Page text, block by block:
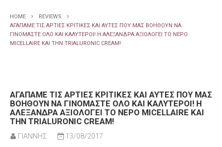
HOME
REVIEWS
ΑΓΑΠΆΜΕ ΤΙΣ ΆΡΤΙΕΣ ΚΡΙΤΙΚΈΣ ΚΑΙ ΑΥΤΈΣ ΠΟΥ ΜΑΣ ΒΟΗΘΟΎΝ ΝΑ
ΓΙΝΌΜΑΣΤΕ ΌΛΟ ΚΑΙ ΚΑΛΎΤΕΡΟΙ! Η ΑΛΕΞΆΝΔΡΑ ΑΞΙΟΛΟΓΕΊ ΤΟ ΝΕΡΌ
MICELLAIRE ΚΑΙ ΤΗΝ TRIALURONIC CREAM!
ΑΓΑΠΆΜΕ ΤΙΣ ΆΡΤΙΕΣ ΚΡΙΤΙΚΈΣ ΚΑΙ ΑΥΤΈΣ ΠΟΥ ΜΑΣ
ΒΟΗΘΟΎΝ ΝΑ ΓΙΝΌΜΑΣΤΕ ΌΛΟ ΚΑΙ ΚΑΛΎΤΕΡΟΙ! Η
ΑΛΕΞΆΝΔΡΑ ΑΞΙΟΛΟΓΕΊ ΤΟ ΝΕΡΌ MICELLAIRE ΚΑΙ
ΤΗΝ TRIALURONIC CREAM!
ΓΙΑΝΝΗΣ 13/08/2017